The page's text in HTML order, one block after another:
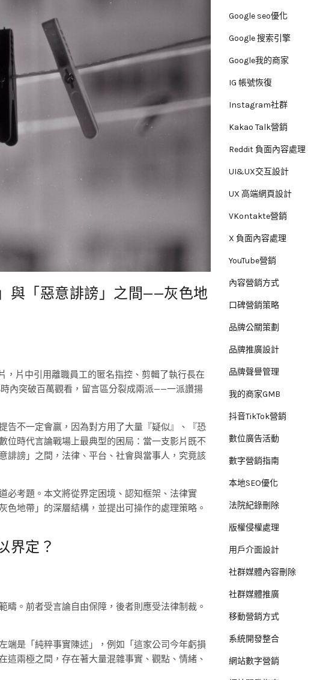
與「惡意誹謗」之間——灰色地
片中引用離職員工的匿名指控、剪輯了執行長在
內突破百萬觀看，留言區分裂成兩派——一派讚揚
告不一定會贏，因為對方用了大量『疑似』、『恐
位時代言論戰場上最典型的困局：當一支影片既不
誹謗」之間，法律、平台、社會與當事人，究竟該
必考題。本文將從界定困境、認知框架、法律實
地帶」的深層結構，並提出可操作的處理策略。
界定？
。前者受言論自由保障，後者則應受法律制裁。
端是「純粹事實陳述」，例如「這家公司今年虧損
兩極之間，存在著大量混雜事實、觀點、情緒、
Google seo優化
Google 搜索引擎
Google我的商家
IG 帳號恢復
Instagram社群
Kakao Talk營銷
Reddit 負面內容處理
UI&UX交互設計
UX 高端網頁設計
VKontakte營銷
X 負面內容處理
YouTube營銷
內容營銷方式
口碑營銷策略
品牌公關策劃
品牌推廣設計
品牌聲譽管理
我的商家GMB
抖音TikTok營銷
數位廣告活動
數字營銷指南
本地SEO優化
法院紀錄刪除
版權侵權處理
用戶介面設計
社群媒體內容刪除
社群媒體推廣
移動營銷方式
系統開發整合
網站數字營銷